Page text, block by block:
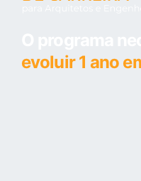
evoluir 1 ano